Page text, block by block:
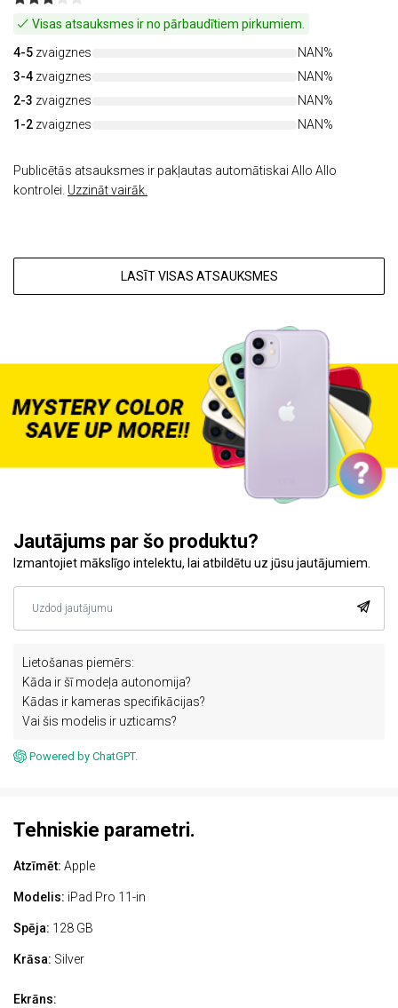
Visas atsauksmes ir no pārbaudītiem pirkumiem.
4-5 zvaigznes
NAN%
3-4 zvaigznes
NAN%
2-3 zvaigznes
NAN%
1-2 zvaigznes NAN%
Publicētās atsauksmes ir pakļautas automātiskai Allo Allo
kontrolei. Uzzināt vairāk.
LASĪT VISAS ATSAUKSMES
Jautājums par šo produktu?
Izmantojiet mākslīgo intelektu, lai atbildētu uz jūsu jautājumiem.
Lietošanas piemērs:
Kāda ir šī modeļa autonomija?
Kādas ir kameras specifikācijas?
Vai šis modelis ir uzticams?
Powered by ChatGPT.
Tehniskie parametri.
Atzīmēt: Apple
Modelis: iPad Pro 11-in
Spēja: 128 GB
Krāsa: Silver
Ekrāns: